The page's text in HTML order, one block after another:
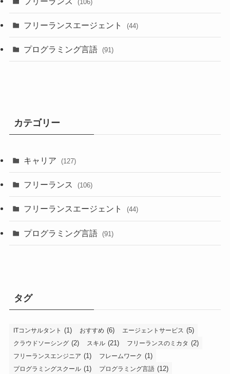
(106)
フリーランスエージェント (44)
プログラミング言語 (91)
カテゴリー
キャリア (127)
フリーランス (106)
フリーランスエージェント (44)
プログラミング言語 (91)
タグ
ITコンサルタント (1) おすすめ (6) エージェントサービス (5)
クラウドソーシング (2) スキル (21) フリーランスのミカタ (2)
フリーランスエンジニア (1) フレームワーク (1)
プログラミングスクール (1) プログラミング言語 (12)